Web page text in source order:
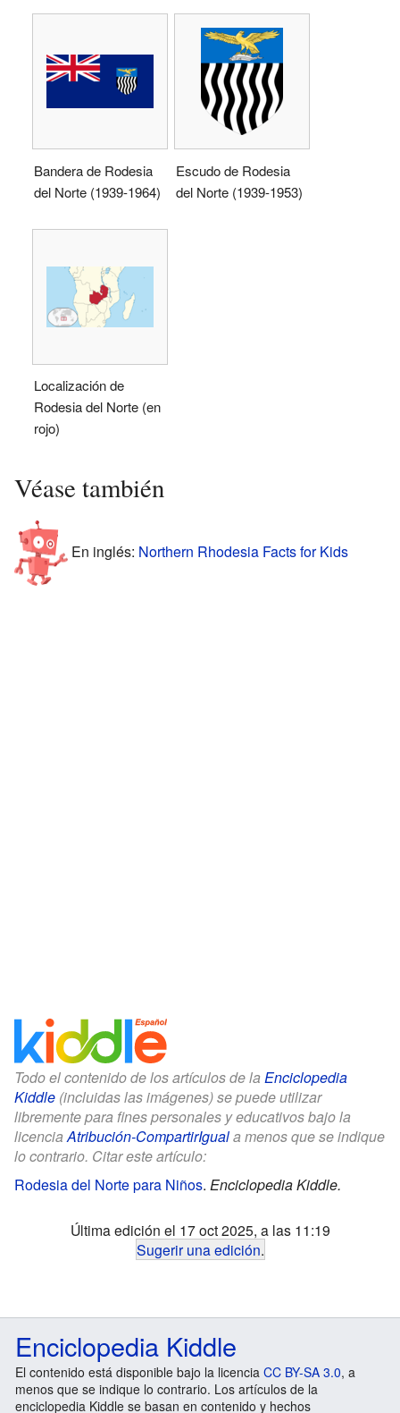
Bandera de Rodesia
del Norte (1939-1964)
Escudo de Rodesia
del Norte (1939-1953)
Localización de
Rodesia del Norte (en
rojo)
Véase también
En inglés: Northern Rhodesia Facts for Kids
Todo el contenido de los artículos de la Enciclopedia
Kiddle (incluidas las imágenes) se puede utilizar
libremente para fines personales y educativos bajo la
licenciaAtribución-CompartirIguala menos que se indique
lo contrario. Citar este artículo:
Rodesia del Norte para Niños. Enciclopedia Kiddle.
Última edición el 17 oct 2025, a las 11:19
Sugerir una edición.
Enciclopedia Kiddle
El contenido está disponible bajo la licencia CC BY-SA 3.0, a
menos que se indique lo contrario. Los artículos de la
enciclopedia Kiddle se basan en contenido y hechos